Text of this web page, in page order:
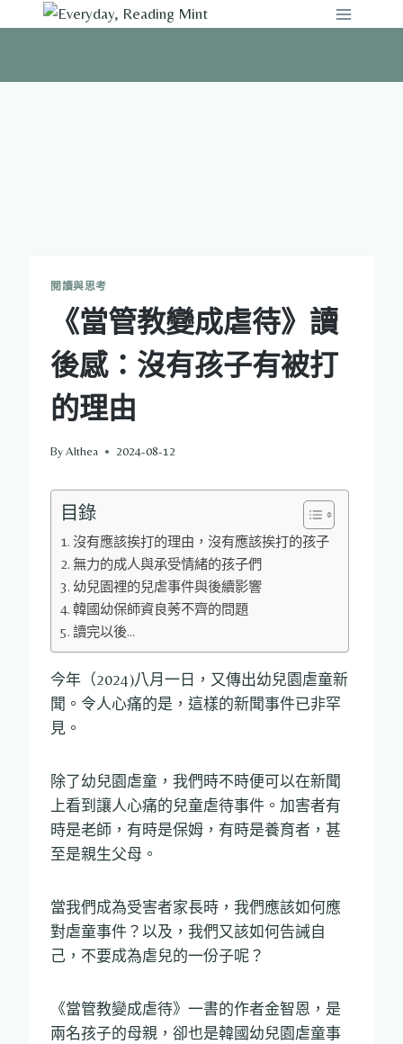
閱讀與思考
《當管教變成虐待》讀
後感：沒有孩子有被打
的理由
ByAlthea 2024-08-12
目錄
沒有應該挨打的理由，沒有應該挨打的孩子
無力的成人與承受情緒的孩子們
幼兒園裡的兒虐事件與後續影響
韓國幼保師資良莠不齊的問題
讀完以後…
今年（2024)八月一日，又傳出幼兒園虐童新
聞。令人心痛的是，這樣的新聞事件已非罕
見。
除了幼兒園虐童，我們時不時便可以在新聞
上看到讓人心痛的兒童虐待事件。加害者有
時是老師，有時是保姆，有時是養育者，甚
至是親生父母。
當我們成為受害者家長時，我們應該如何應
對虐童事件？以及，我們又該如何告誡自
己，不要成為虐兒的一份子呢？
《當管教變成虐待》一書的作者金智恩，是
兩名孩子的母親，卻也是韓國幼兒園虐童事